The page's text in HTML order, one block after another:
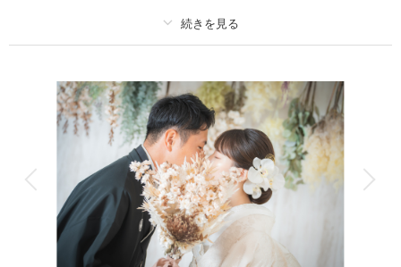
撮影料 新婦衣装1着 新郎衣装1着
着付け ヘアメイク 小物一式
データ 80 カット 台紙付写真
会食 挙式
家族と撮影 家族用衣装レンタル ペットと撮影
その他含むもの
衣裳グレードアップなし 金屏風前のお写真付き